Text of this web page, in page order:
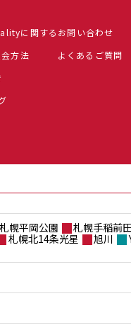
に関するお問い合わせ
会方法 よくあるご質問
札幌平岡公園 札幌手稲前
札幌北14条光星 旭川